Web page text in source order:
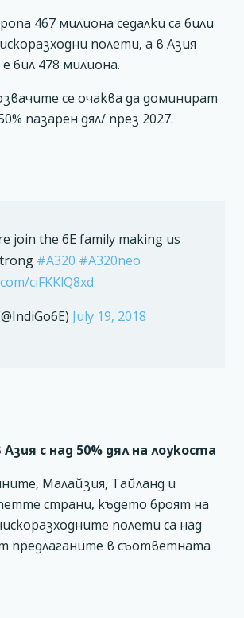
467 милиона седалки са били
полети, а в Азия
бил 478 милиона.
се очаква да доминират
пазарен дял/ през 2027.
join the 6E family making us
#A320 #A320neo
ciFKKlQ8xd
July 19, 2018
с над 50% дял на лоукоста
Малайзия, Тайланд и
страни, където броят на
полети са над
предлаганите в съответната